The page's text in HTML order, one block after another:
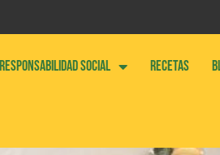
RESPONSABILIDAD SOCIAL RECETAS